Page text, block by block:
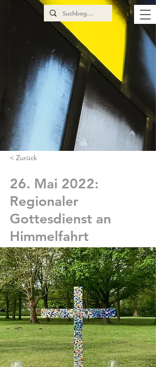
< Zurück
26. Mai 2022:
Regionaler
Gottesdienst an
Himmelfahrt